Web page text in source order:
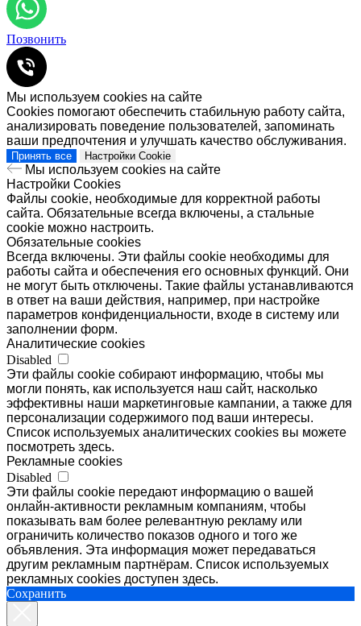
Позвонить
Мы используем cookies на сайте
Cookies помогают обеспечить стабильную работу сайта,
анализировать поведение пользователей, запоминать
ваши предпочтения и улучшать качество обслуживания.
Принять все Настройки Cookie
Мы используем cookies на сайте
Настройки Cookies
Файлы cookie, необходимые для корректной работы
сайта. Обязательные всегда включены, а стальные
cookie можно настроить.
Обязательные cookies
Всегда включены. Эти файлы cookie необходимы для
работы сайта и обеспечения его основных функций. Они
не могут быть отключены. Такие файлы устанавливаются
в ответ на ваши действия, например, при настройке
параметров конфиденциальности, входе в систему или
заполнении форм.
Аналитические cookies
Disabled
Эти файлы cookie собирают информацию, чтобы мы
могли понять, как используется наш сайт, насколько
эффективны наши маркетинговые кампании, а также для
персонализации содержимого под ваши интересы.
Список используемых аналитических cookies вы можете
посмотреть здесь.
Рекламные cookies
Disabled
Эти файлы cookie передают информацию о вашей
онлайн-активности рекламным компаниям, чтобы
показывать вам более релевантную рекламу или
ограничить количество показов одного и того же
объявления. Эта информация может передаваться
другим рекламным партнёрам. Список используемых
рекламных cookies доступен здесь.
Сохранить